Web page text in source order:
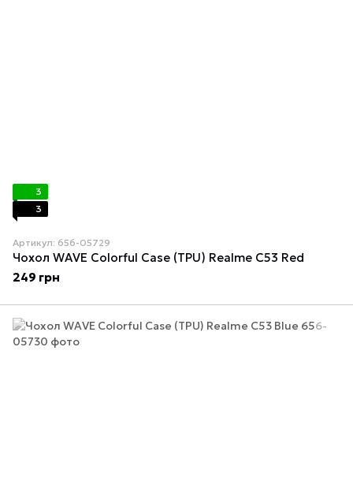
3
3
Артикул: 656-05729
Чохол WAVE Colorful Case (TPU) Realme C53 Red
249 грн